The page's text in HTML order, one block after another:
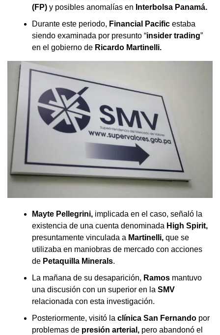
(FP) y posibles anomalías en Interbolsa Panamá.
Durante este periodo, Financial Pacific estaba
siendo examinada por presunto “insider trading”
en el gobierno de Ricardo Martinelli.
Mayte Pellegrini, implicada en el caso, señaló la
existencia de una cuenta denominada High Spirit,
presuntamente vinculada a Martinelli, que se
utilizaba en maniobras de mercado con acciones
de Petaquilla Minerals.
La mañana de su desaparición, Ramos mantuvo
una discusión con un superior en la SMV
relacionada con esta investigación.
Posteriormente, visitó la clínica San Fernando por
problemas de presión arterial, pero abandonó el